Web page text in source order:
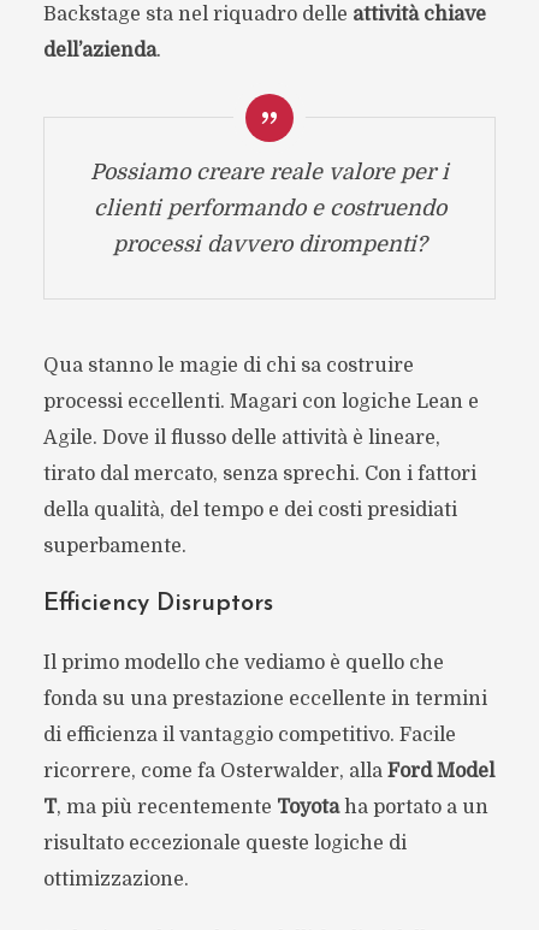
Backstage sta nel riquadro delle attività chiave
dell’azienda.
Possiamo creare reale valore per i
clienti performando e costruendo
processi davvero dirompenti?
Qua stanno le magie di chi sa costruire
processi eccellenti. Magari con logiche Lean e
Agile. Dove il flusso delle attività è lineare,
tirato dal mercato, senza sprechi. Con i fattori
della qualità, del tempo e dei costi presidiati
superbamente.
Efficiency Disruptors
Il primo modello che vediamo è quello che
fonda su una prestazione eccellente in termini
di efficienza il vantaggio competitivo. Facile
ricorrere, come fa Osterwalder, alla Ford Model
T, ma più recentemente Toyotaha portato a un
risultato eccezionale queste logiche di
ottimizzazione.